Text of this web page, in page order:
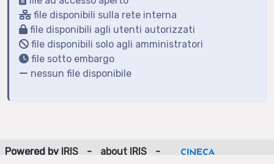
file disponibili sulla rete interna
file disponibili agli utenti autorizzati
file disponibili solo agli amministratori
file sotto embargo
nessun file disponibile
Powered by IRIS - about IRIS
-